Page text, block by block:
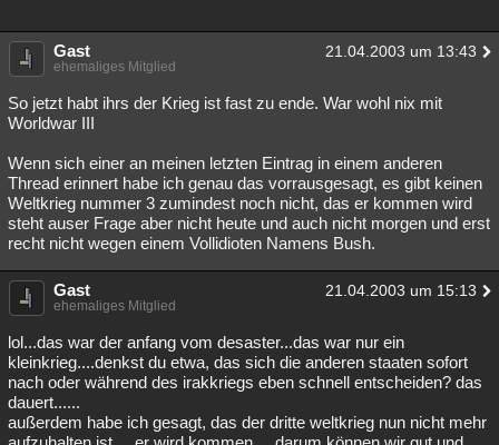
Gast 21.04.2003 um 13:43
ehemaliges Mitglied
So jetzt habt ihrs der Krieg ist fast zu ende. War wohl nix mit
Worldwar III
Wenn sich einer an meinen letzten Eintrag in einem anderen
Thread erinnert habe ich genau das vorrausgesagt, es gibt keinen
Weltkrieg nummer 3 zumindest noch nicht, das er kommen wird
steht auser Frage aber nicht heute und auch nicht morgen und erst
recht nicht wegen einem Vollidioten Namens Bush.
Gast 21.04.2003 um 15:13
ehemaliges Mitglied
lol...das war der anfang vom desaster...das war nur ein
kleinkrieg....denkst du etwa, das sich die anderen staaten sofort
nach oder während des irakkriegs eben schnell entscheiden? das
dauert......
außerdem habe ich gesagt, das der dritte weltkrieg nun nicht mehr